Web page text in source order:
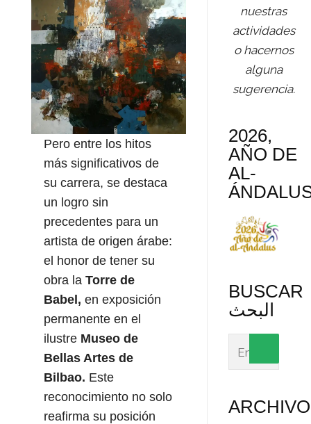
Pero entre los hitos
más significativos de
su carrera, se destaca
un logro sin
precedentes para un
artista de origen árabe:
el honor de tener su
obra la Torre de
Babel, en exposición
permanente en el
ilustre Museo de
Bellas Artes de
Bilbao. Este
reconocimiento no solo
reafirma su posición
nuestras
actividades
o hacernos
alguna
sugerencia.
2026,
AÑO DE
AL-
BUSCAR
البحث